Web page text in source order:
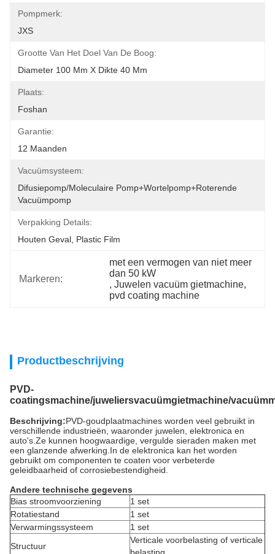
Pompmerk:
JXS
Grootte Van Het Doel Van De Boog:
Diameter 100 Mm X Dikte 40 Mm
Plaats:
Foshan
Garantie:
12 Maanden
Vacuümsysteem:
Difusiepomp/moleculaire Pomp+wortelpomp+roterende
Vacuümpomp
Verpakking Details:
Houten Geval, Plastic Film
Markeren:
met een vermogen van niet meer
dan 50 kW
, Juwelen vacuüm gietmachine,
pvd coating machine
Productbeschrijving
PVD-
coatingsmachine/juweliersvacuümgietmachine/
Beschrijving:PVD-goudplaatmachines worden veel gebruikt in
verschillende industrieën, waaronder juwelen, elektronica en
auto's.Ze kunnen hoogwaardige, vergulde sieraden maken met
een glanzende afwerking.In de elektronica kan het worden
gebruikt om componenten te coaten voor verbeterde
geleidbaarheid of corrosiebestendigheid.
Andere technische gegevens
Bias stroomvoorziening
1 set
Rotatiestand
1 set
Verwarmingssysteem
1 set
Structuur
Verticale voorbelasting of verticale